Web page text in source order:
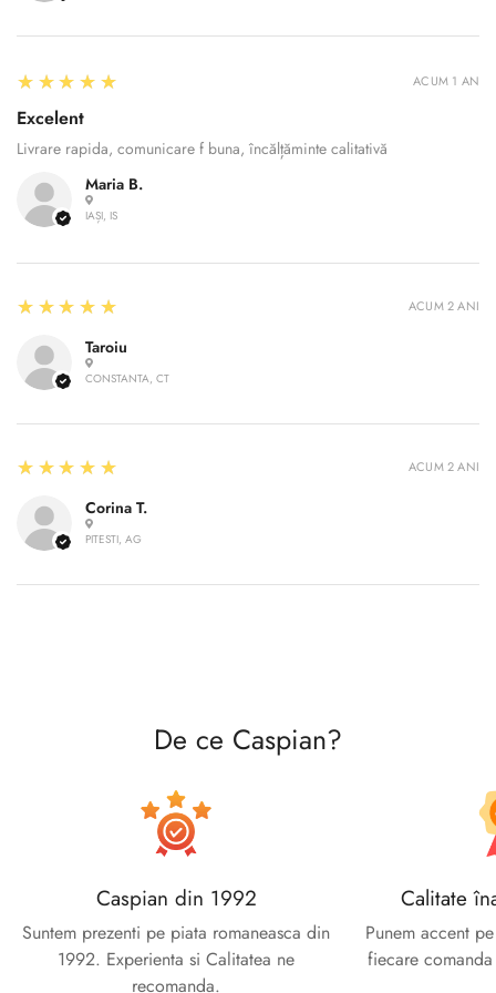
Maria B.
IAȘI, IS
5
★★★★★
Excelent
Livrare rapida, comunicare f buna, încălțăminte calitativă
ACUM 1 AN
Taroiu
CONSTANTA, CT
5
★★★★★ ACUM 2 ANI
Corina T.
PITESTI, AG
5
★★★★★ ACUM 2 ANI
De ce Caspian?
Caspian din 1992
Suntem prezenti pe piata romaneasca din
1992. Experienta si Calitatea ne
recomanda.
Calitate
Punem accent
fiecare
Are you 18 years old or older?